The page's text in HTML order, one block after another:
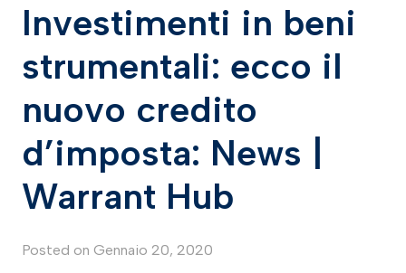
Investimenti in beni
strumentali: ecco il
nuovo credito
d’imposta: News |
Warrant Hub
Posted on Gennaio 20, 2020